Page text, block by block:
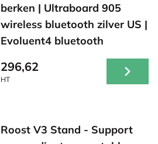
berken | Ultraboard 905
wireless bluetooth zilver US |
Evoluent4 bluetooth
296,62
HT
Roost V3 Stand - Support